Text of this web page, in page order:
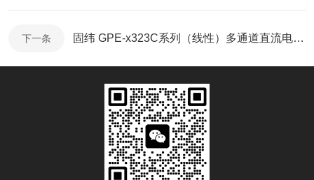
下一条 固纬 GPE-x323C系列（线性）多通道直流电源-产品折页